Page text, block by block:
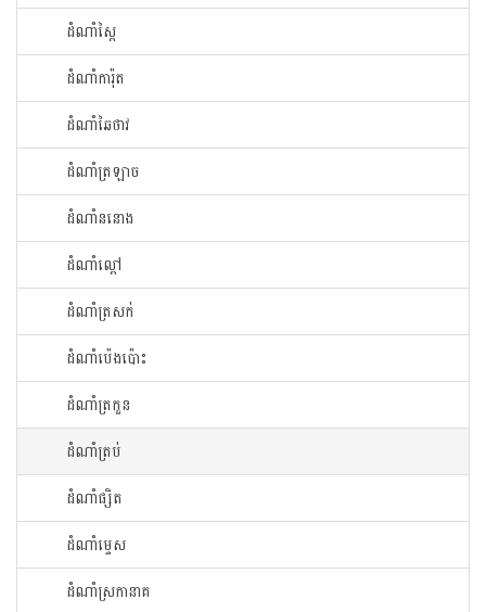
ដំណាំ​ស្ពៃ​
ដំណាំ​ការ៉ុត
ដំណាំ​ឆៃ​ថាវ​
ដំណាំ​ត្រឡាច
ដំណាំ​ននោង​
ដំណាំ​ល្ពៅ​
ដំណាំ​ត្រសក់
ដំណាំ​ប៉េង​ប៉ោះ​
ដំណាំ​ត្រកួន
ដំណាំ​ត្រប់​
ដំណាំ​ផ្សិត​
ដំណាំ​ម្ទេស​
ដំណាំ​ស្រកានាគ